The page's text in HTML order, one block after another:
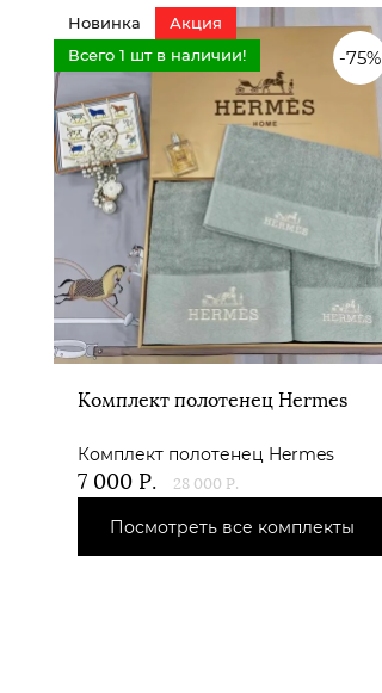
Новинка
Акция
Всего 1 шт в наличии!
-75%
Комплект полотенец Hermes
Комплект полотенец Hermes
28 000 Р.
7 000 Р.
Посмотреть все комплекты